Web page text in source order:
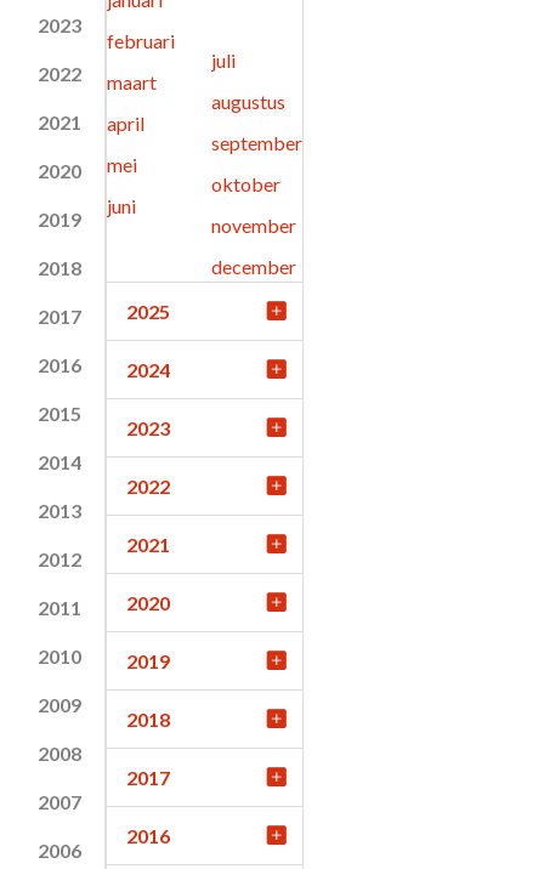
2023
2022
2021
2020
2019
2018
2017
2016
2015
2014
2013
2012
2011
2010
2009
2008
2007
2006
februari
maart
april
mei
juni
juli
augustus
september
oktober
november
december
2025
2024
2023
2022
2021
2020
2019
2018
2017
2016